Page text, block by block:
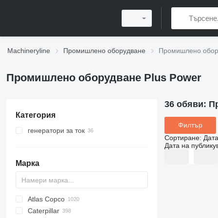
Machineryline Промишлено оборудване Промишлено
Промишлено оборудване Plus Power
Категория
генератори за ток
Марка
PDS
APD
AB
Ensis
Pega
VZ
AG3
Atlas Copco
DrillAir
QAS
PDP
E-series
B-series
BM
GFS
VT
Rover
PA
Airpure
BySprint Fiber
CK
SR
Caterpillar
36 обяви:
Филтър
Сортиране:
Дата на